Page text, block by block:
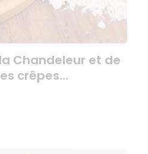
Chandeleur et de
crêpes…